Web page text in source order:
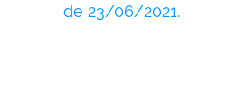
de 23/06/2021.